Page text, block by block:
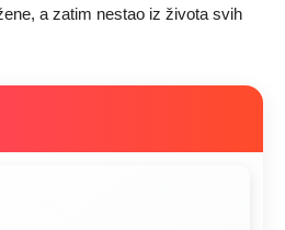
a zatim nestao iz života svih